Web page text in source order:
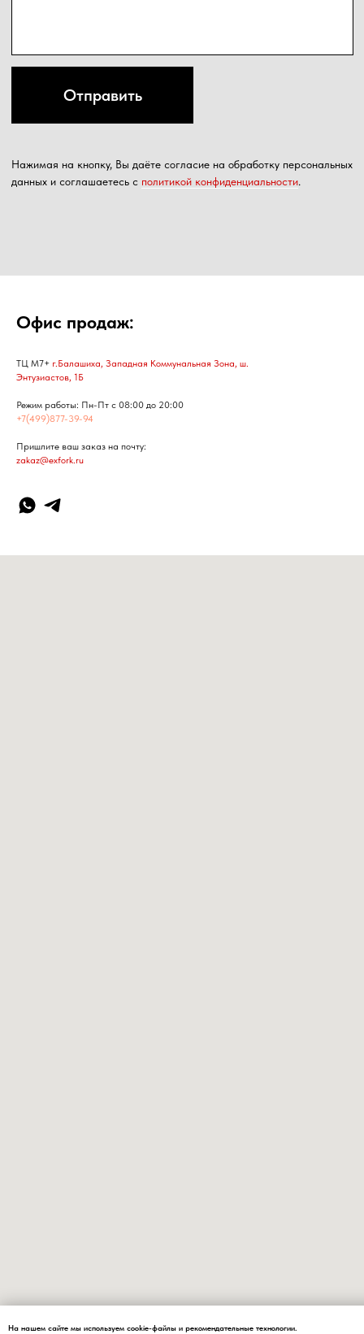
Офис продаж:
ТЦ М7+ г.Балашиха, Западная Коммунальная Зона, ш.
Энтузиастов, 1Б
Режим работы: Пн-Пт с 08:00 до 20:00
+7(499)877-39-94
Пришлите ваш заказ на почту:
zakaz@exfork.ru
На нашем сайте мы используем cookie-файлы и рекомендательные технологии.